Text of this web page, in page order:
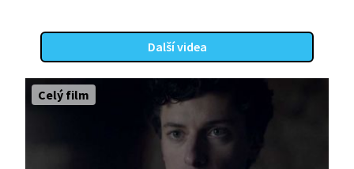
Další videa
Celý film